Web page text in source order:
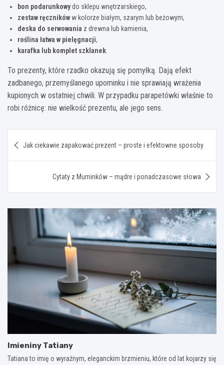
bon podarunkowydo sklepu wnętrzarskiego,
zestaw ręczników w kolorze białym, szarym lub beżowym,
deska do serwowania z drewna lub kamienia,
roślina łatwa w pielęgnacji,
karafka lub komplet szklanek.
To prezenty, które rzadko okazują się pomyłką. Dają efekt
zadbanego, przemyślanego upominku i nie sprawiają wrażenia
kupionych w ostatniej chwili. W przypadku parapetówki właśnie to
robi różnicę: nie wielkość prezentu, ale jego sens.
wpisu
Jak ciekawie zapakować prezent – proste i efektowne sposoby
Cytaty z Muminków – mądre i ponadczasowe słowa
Imieniny Tatiany
Tatiana to imię o wyraźnym, eleganckim brzmieniu, które od lat kojarzy się